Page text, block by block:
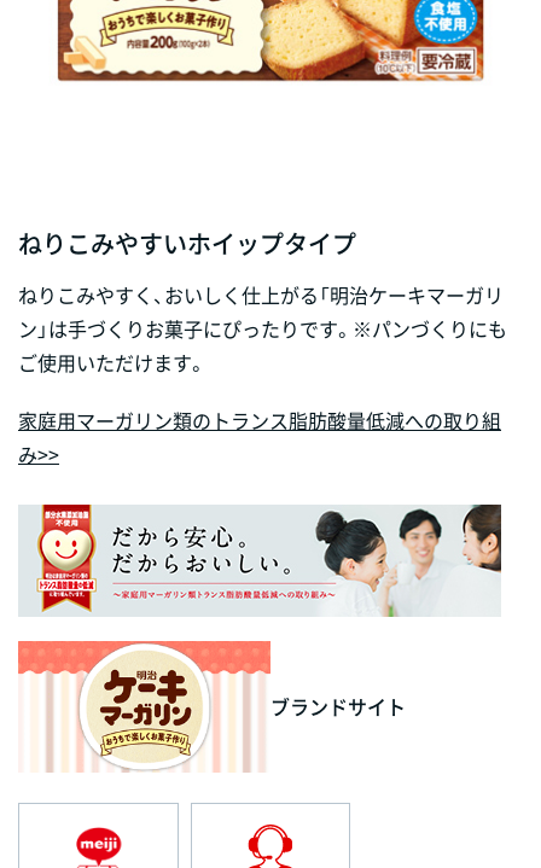
ねりこみやすいホイップタイプ
ねりこみやすく、おいしく仕上がる「明治ケーキマーガリ
ン」は手づくりお菓子にぴったりです。※パンづくりにも
ご使用いただけます。
家庭用マーガリン類のトランス脂肪酸量低減への取り組
み>>
ブランドサイト